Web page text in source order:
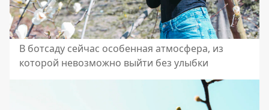
В ботсаду сейчас особенная атмосфера, из
которой невозможно выйти без улыбки